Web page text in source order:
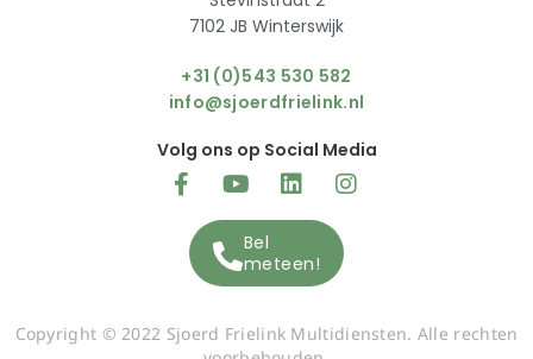
7102 JB Winterswijk
+31 (0)543 530 582
info@sjoerdfrielink.nl
Volg ons op Social Media
Bel
meteen!
Copyright © 2022 Sjoerd Frielink Multidiensten. Alle rechten